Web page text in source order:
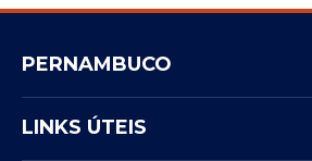
PERNAMBUCO
LINKS ÚTEIS